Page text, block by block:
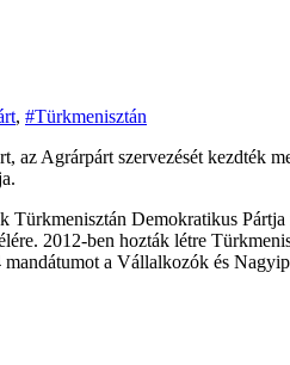
, #Türkmenisztán
az Agrárpárt szervezését kezdték
Türkmenisztán Demokratikus
2012-ben hozták létre
a Vállalkozók és